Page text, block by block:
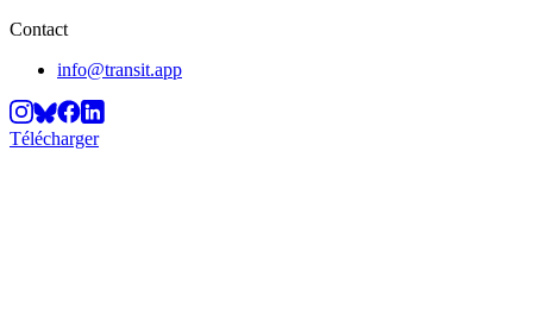
Contact
info@transit.app
Télécharger